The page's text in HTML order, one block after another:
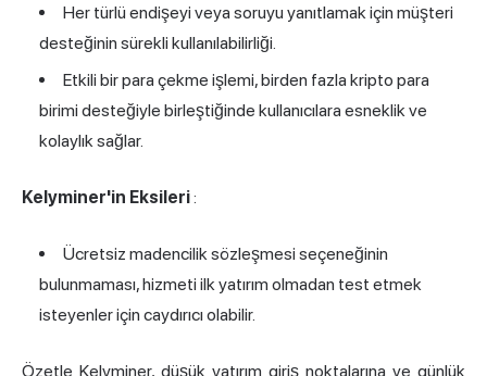
Her türlü endişeyi veya soruyu yanıtlamak için müşteri
desteğinin sürekli kullanılabilirliği.
Etkili bir para çekme işlemi, birden fazla kripto para
birimi desteğiyle birleştiğinde kullanıcılara esneklik ve
kolaylık sağlar.
Kelyminer'in Eksileri:
Ücretsiz madencilik sözleşmesi seçeneğinin
bulunmaması, hizmeti ilk yatırım olmadan test etmek
isteyenler için caydırıcı olabilir.
Özetle Kelyminer, düşük yatırım giriş noktalarına ve günlük